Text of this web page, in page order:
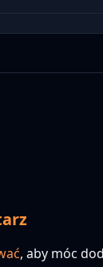
, aby móc